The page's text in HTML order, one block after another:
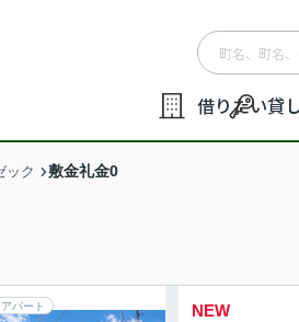
借りたい貸
ック 敷金礼金0
アパート NEW